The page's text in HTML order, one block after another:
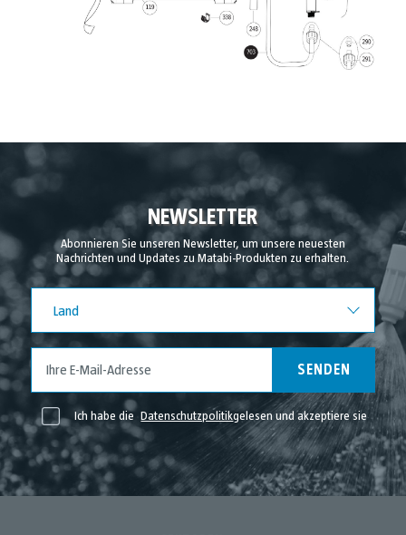
NEWSLETTER
Abonnieren Sie unseren Newsletter, um unsere neuesten
Nachrichten und Updates zu Matabi-Produkten zu erhalten.
Land
SENDEN
Ich habe die Datenschutzpolitikgelesen und akzeptiere sie